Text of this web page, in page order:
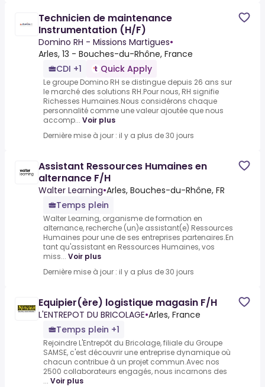
Technicien de maintenance
Instrumentation (H/F)
Domino RH - Missions Martigues•
Arles, 13 - Bouches-du-Rhône, France
CDI +1
Quick Apply
Le groupe Domino RH se distingue depuis 26 ans sur
le marché des solutions RH.Pour nous, RH signifie
Richesses Humaines.Nous considérons chaque
personnalité comme une valeur ajoutée que nous
accomp... Voir plus
Dernière mise à jour : il y a plus de 30 jours
Assistant Ressources Humaines en
alternance F/H
Walter Learning•Arles, Bouches-du-Rhône, FR
Temps plein
Walter Learning, organisme de formation en
alternance, recherche (un)e assistant(e) Ressources
Humaines pour une de ses entreprises partenaires.En
tant qu'assistant en Ressources Humaines, vos
miss... Voir plus
Dernière mise à jour : il y a plus de 30 jours
Equipier(ère) logistique magasin F/H
L'ENTREPOT DU BRICOLAGE•Arles, France
Temps plein +1
Rejoindre L'Entrepôt du Bricolage, filiale du Groupe
SAMSE, c'est découvrir une entreprise dynamique où
chacun contribue à un projet commun.Avec nos
2500 collaborateurs engagés, nous incarnons des
... Voir plus